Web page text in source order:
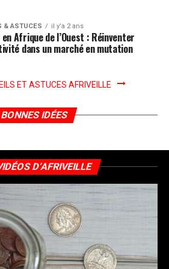
& ASTUCES il y'a 2 ans
Afrique de l’Ouest : Réinventer
dans un marché en mutation
ET ASTUCES AFRIVEILLE
BONNES IDÉES
D’AFRIVEILLE